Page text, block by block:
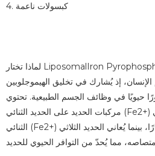
4. كبسولات ناعمة
إذ يُشارك في تخليق الهيموجلوبين
حيويًا في وظائف الجسم الطبيعية. تحتوي
مركبات الحديد على الحديد الثنائي (Fe2+) والحديد الثلاثي (Fe3+). الحديد
الثنائي (Fe2+) أقل استقرارًا، بينما يُعاني الحديد الثلاثي (Fe3+) من ضعف